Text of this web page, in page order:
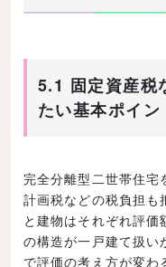
5.1 固定資産税
たい基本ポイン
完全分離型二世帯住
計画税などの税負担も
と建物はそれぞれ評
の構造が一戸建て扱い
で評価の考え方が変わ